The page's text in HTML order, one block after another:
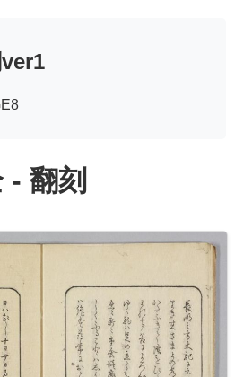
翻刻